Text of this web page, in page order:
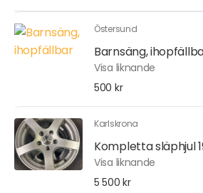
Östersund
Barnsäng,
Visa liknande
500 kr
Karlskrona
Kompletta släphjul
Visa liknande
5 500 kr